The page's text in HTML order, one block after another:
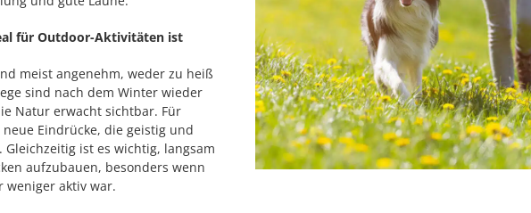
für Outdoor-Aktivitäten ist
meist angenehm, weder zu heiß
sind nach dem Winter wieder
Natur erwacht sichtbar. Für
Eindrücke, die geistig und
ist es wichtig, langsam
aufzubauen, besonders wenn
weniger aktiv war.